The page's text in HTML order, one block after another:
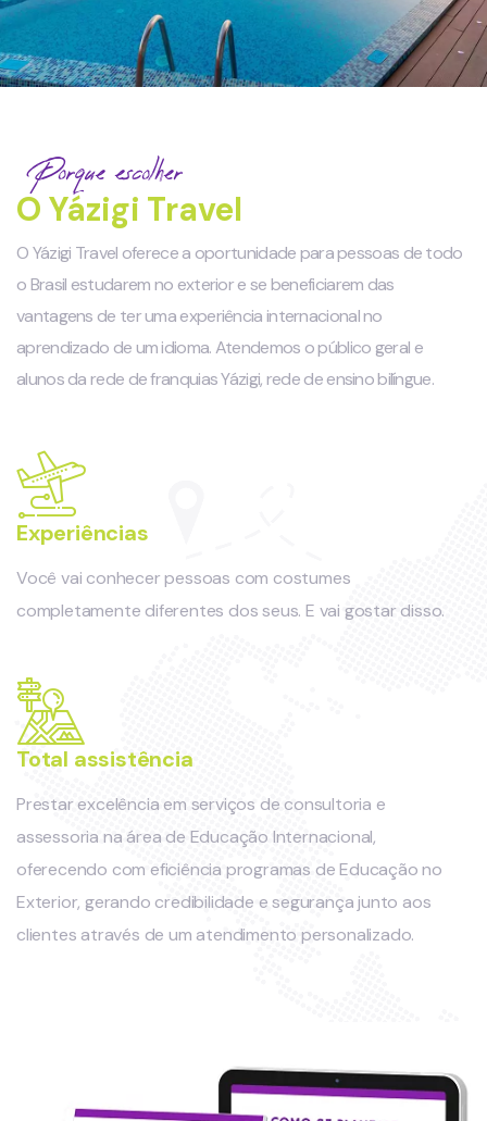
Porque escolher
O Yázigi Travel
O Yázigi Travel oferece a oportunidade para pessoas de todo
o Brasil estudarem no exterior e se beneficiarem das
vantagens de ter uma experiência internacional no
aprendizado de um idioma. Atendemos o público geral e
alunos da rede de franquias Yázigi, rede de ensino bilíngue.
Experiências
Você vai conhecer pessoas com costumes
completamente diferentes dos seus. E vai gostar disso.
Total assistência
Prestar excelência em serviços de consultoria e
assessoria na área de Educação Internacional,
oferecendo com eficiência programas de Educação no
Exterior, gerando credibilidade e segurança junto aos
clientes através de um atendimento personalizado.